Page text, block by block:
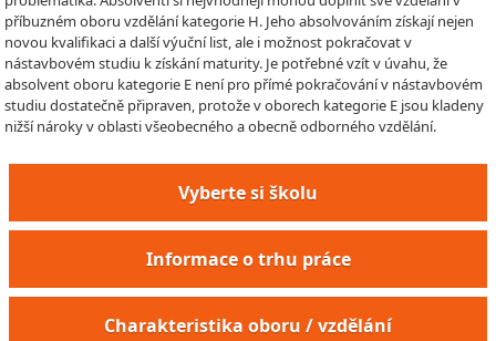
příbuzném oboru vzdělání kategorie H. Jeho absolvováním získají nejen
novou kvalifikaci a další výuční list, ale i možnost pokračovat v
nástavbovém studiu k získání maturity. Je potřebné vzít v úvahu, že
absolvent oboru kategorie E není pro přímé pokračování v nástavbovém
studiu dostatečně připraven, protože v oborech kategorie E jsou kladeny
nižší nároky v oblasti všeobecného a obecně odborného vzdělání.
Vyberte si školu
Informace o trhu práce
Charakteristika oboru / vzdělání